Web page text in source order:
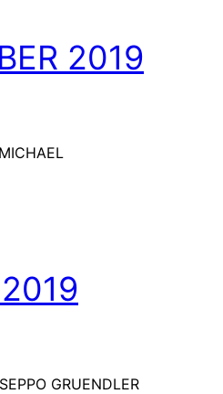
2019
GRUENDLER